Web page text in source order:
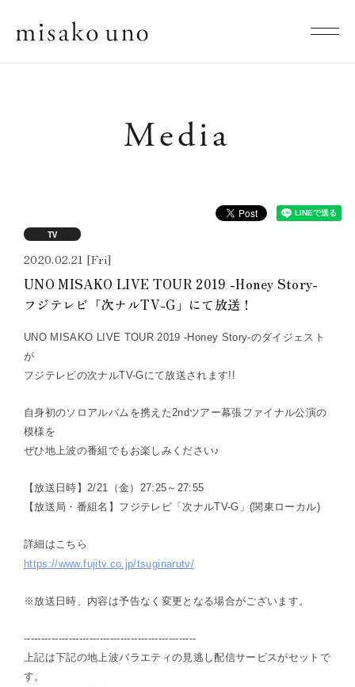
Media
2020.02.21 [Fri]
TV
UNO MISAKO LIVE TOUR 2019 -Honey Story-
フジテレビ「次ナルTV-G」にて放送！
UNO MISAKO LIVE TOUR 2019 -Honey Story-のダイジェスト
が
フジテレビの次ナルTV-Gにて放送されます!!
自身初のソロアルバムを携えた2ndツアー幕張ファイナル公演の
模様を
ぜひ地上波の番組でもお楽しみください♪
【放送日時】2/21（金）27:25～27:55
【放送局・番組名】フジテレビ「次ナルTV-G」(関東ローカル)
詳細はこちら
https://www.fujitv.co.jp/tsuginarutv/
※放送日時、内容は予告なく変更となる場合がございます。
--------------------------------------------------
上記は下記の地上波バラエティの見逃し配信サービスがセットで
す。